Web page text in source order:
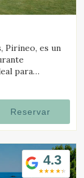
Pirineo, es un
para
Reservar
4.3